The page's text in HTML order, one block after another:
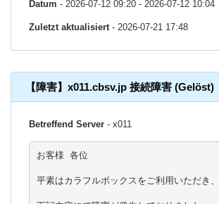
Datum - 2026-07-12 09:20 - 2026-07-12 10:04
Zuletzt aktualisiert- 2026-07-21 17:48
【障害】x011.cbsv.jp 接続障害 (Gelöst)
Betreffend Server - x011
お客様 各位
平素はカラフルボックスをご利用いただき